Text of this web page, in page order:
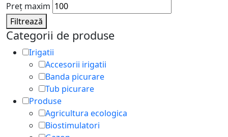
Preț maxim
Filtrează
Categorii de produse
Irigatii
Accesorii irigatii
Banda picurare
Tub picurare
Produse
Agricultura ecologica
Biostimulatori